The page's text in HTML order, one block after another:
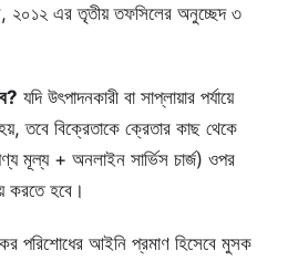
এর তৃতীয় তফসিলের অনুচ্ছেদ ৩
যদি উৎপাদনকারী বা সাপ্লায়ার পর্যায়ে
তবে বিক্রেতাকে ক্রেতার কাছ থেকে
মূল্য + অনলাইন সার্ভিস চার্জ) ওপর
করতে হবে।
কর পরিশোধের আইনি প্রমাণ হিসেবে মুসক